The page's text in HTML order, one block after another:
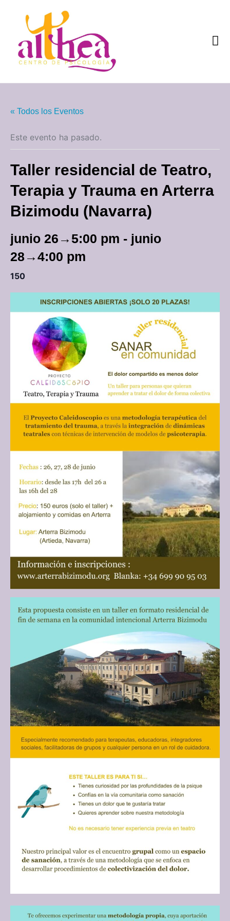
« Todos los Eventos
Este evento ha pasado.
Taller residencial de Teatro,
Terapia y Trauma en Arterra
Bizimodu (Navarra)
junio 26→5:00 pm - junio
28→4:00 pm
150